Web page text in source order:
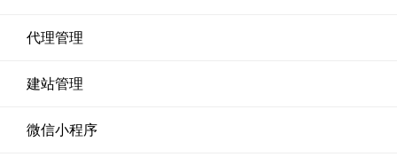
代理管理
建站管理
微信小程序